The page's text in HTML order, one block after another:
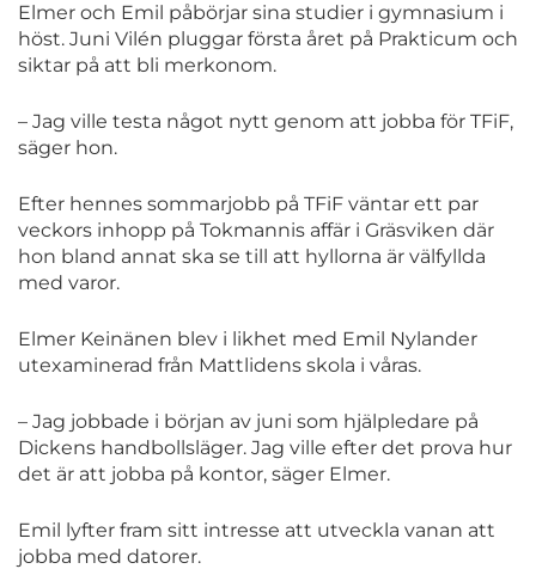
Elmer och Emil påbörjar sina studier i gymnasium i
höst. Juni Vilén pluggar första året på Prakticum och
siktar på att bli merkonom.
– Jag ville testa något nytt genom att jobba för TFiF,
säger hon.
Efter hennes sommarjobb på TFiF väntar ett par
veckors inhopp på Tokmannis affär i Gräsviken där
hon bland annat ska se till att hyllorna är välfyllda
med varor.
Elmer Keinänen blev i likhet med Emil Nylander
utexaminerad från Mattlidens skola i våras.
– Jag jobbade i början av juni som hjälpledare på
Dickens handbollsläger. Jag ville efter det prova hur
det är att jobba på kontor, säger Elmer.
Emil lyfter fram sitt intresse att utveckla vanan att
jobba med datorer.